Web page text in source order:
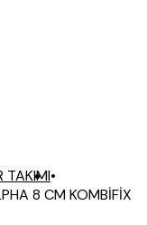
TAKIMI•
8 CM KOMBİFİX